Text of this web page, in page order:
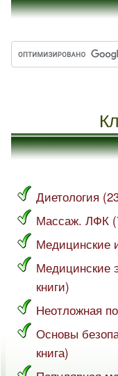
Диетология
Массаж. ЛФК
Медицинские
Медицинские
книги)
Неотложная
Основы
книга)